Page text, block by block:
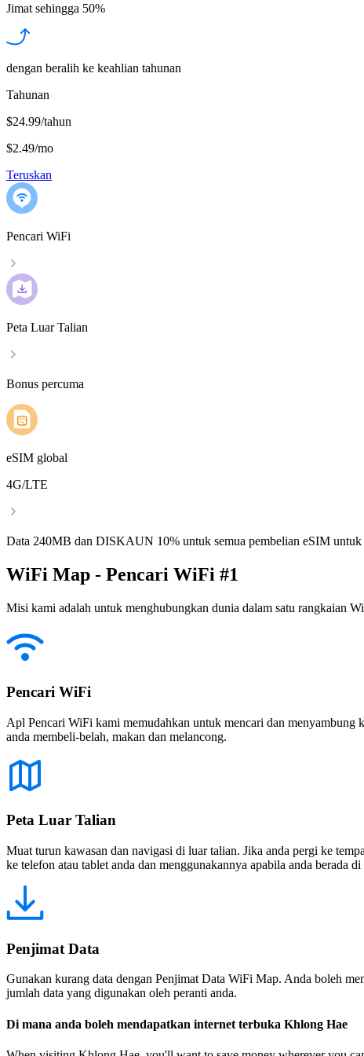
Jimat sehingga 50%
dengan beralih ke keahlian tahunan
Tahunan
$24.99/tahun
$2.49/mo
Teruskan
Pencari WiFi
Peta Luar Talian
Bonus percuma
eSIM global
4G/LTE
Data 240MB dan DISKAUN 10% untuk semua pembelian eSIM untuk
WiFi Map - Pencari WiFi #1
Misi kami adalah untuk menghubungkan dunia dalam satu rangkaian
Pencari WiFi
Apl Pencari WiFi kami memudahkan untuk mencari dan menyambung
anda membeli-belah, makan dan melancong.
Peta Luar Talian
Muat turun kawasan dan navigasi di luar talian. Jika anda pergi ke
ke telefon atau tablet anda dan menggunakannya apabila anda berada
Penjimat Data
Gunakan kurang data dengan Penjimat Data WiFi Map. Anda boleh
jumlah data yang digunakan oleh peranti anda.
Di mana anda boleh mendapatkan internet terbuka Khlong Hae